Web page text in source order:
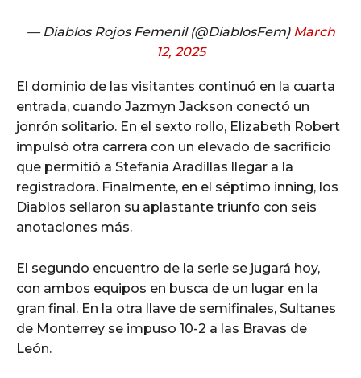
— Diablos Rojos Femenil (@DiablosFem) March
12, 2025
El dominio de las visitantes continuó en la cuarta
entrada, cuando Jazmyn Jackson conectó un
jonrón solitario. En el sexto rollo, Elizabeth Robert
impulsó otra carrera con un elevado de sacrificio
que permitió a Stefanía Aradillas llegar a la
registradora. Finalmente, en el séptimo inning, los
Diablos sellaron su aplastante triunfo con seis
anotaciones más.
El segundo encuentro de la serie se jugará hoy,
con ambos equipos en busca de un lugar en la
gran final. En la otra llave de semifinales, Sultanes
de Monterrey se impuso 10-2 a las Bravas de
León.